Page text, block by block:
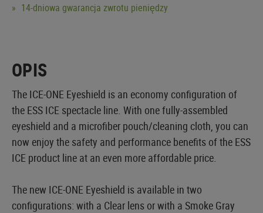
14-dniowa gwarancja zwrotu pieniędzy
OPIS
The ICE-ONE Eyeshield is an economy configuration of
the ESS ICE spectacle line. With one fully-assembled
eyeshield and a microfiber pouch/cleaning cloth, you can
now enjoy the safety and performance benefits of the ESS
ICE product line at an even more affordable price.
The new ICE-ONE Eyeshield is available in two
configurations: with a Clear lens or with a Smoke Gray